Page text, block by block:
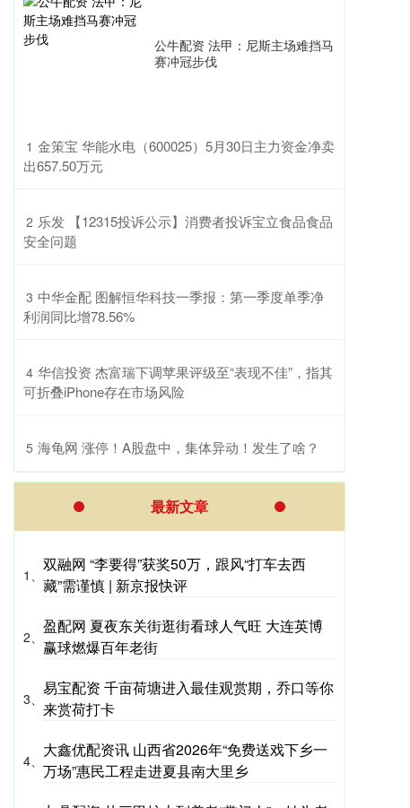
公牛配资 法甲：尼斯主场难挡马
赛冲冠步伐
1 ​金策宝 华能水电（600025）5月30日主力资金净卖
出657.50万元
2 ​乐发 【12315投诉公示】消费者投诉宝立食品食品
安全问题
3 ​中华金配 图解恒华科技一季报：第一季度单季净
利润同比增78.56%
4 ​华信投资 杰富瑞下调苹果评级至“表现不佳”，指其
可折叠iPhone存在市场风险
5 ​海龟网 涨停！A股盘中，集体异动！发生了啥？
最新文章
1、
双融网 “李要得”获奖50万，跟风“打车去西
藏”需谨慎 | 新京报快评
2、
盈配网 夏夜东关街逛街看球人气旺 大连英博
赢球燃爆百年老街
3、
易宝配资 千亩荷塘进入最佳观赏期，乔口等你
来赏荷打卡
4、
大鑫优配资讯 山西省2026年“免费送戏下乡一
万场”惠民工程走进夏县南大里乡